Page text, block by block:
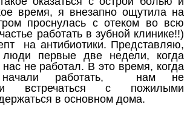
время, я внезапно ощутила на
проснулась с отеком во всю
работать в зубной клинике!!)
на антибиотики. Представляю,
люди первые две недели, когда
нас не работал. В это время, когда
работать, нам не
встречаться с пожилыми
в основном дома.